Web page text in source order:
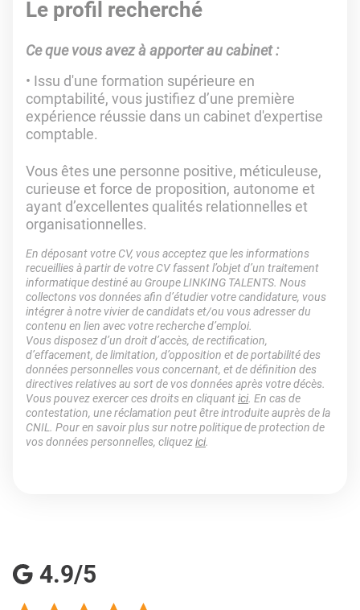
Le profil recherché
Ce que vous avez à apporter au cabinet :
Issu d'une formation supérieure en
comptabilité, vous justifiez d’une première
expérience réussie dans un cabinet d'expertise
comptable.
Vous êtes une personne positive, méticuleuse,
curieuse et force de proposition, autonome et
ayant d’excellentes qualités relationnelles et
organisationnelles.
En déposant votre CV, vous acceptez que les informations
recueillies à partir de votre CV fassent l’objet d’un traitement
informatique destiné au Groupe LINKING TALENTS. Nous
collectons vos données afin d’étudier votre candidature, vous
intégrer à notre vivier de candidats et/ou vous adresser du
contenu en lien avec votre recherche d’emploi.
Vous disposez d’un droit d’accès, de rectification,
d’effacement, de limitation, d’opposition et de portabilité des
données personnelles vous concernant, et de définition des
directives relatives au sort de vos données après votre décès.
Vous pouvez exercer ces droits en cliquantici. En cas de
contestation, une réclamation peut être introduite auprès de la
CNIL. Pour en savoir plus sur notre politique de protection de
vos données personnelles, cliquezici.
4.9/5